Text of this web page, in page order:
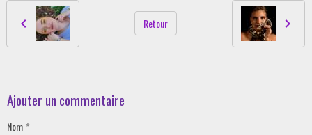
Retour
Ajouter un commentaire
Nom